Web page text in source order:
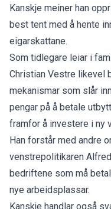
Kanskje meiner han
best tent med å hente
eigarskattane.
Som tidlegare leiar i
Christian Vestre likevel
mekanismar som slår
pengar på å betale
framfor å investere i ny
Han forstår med andre
venstrepolitikaren
bedriftene som må
nye arbeidsplassar.
Kanskje handlar også